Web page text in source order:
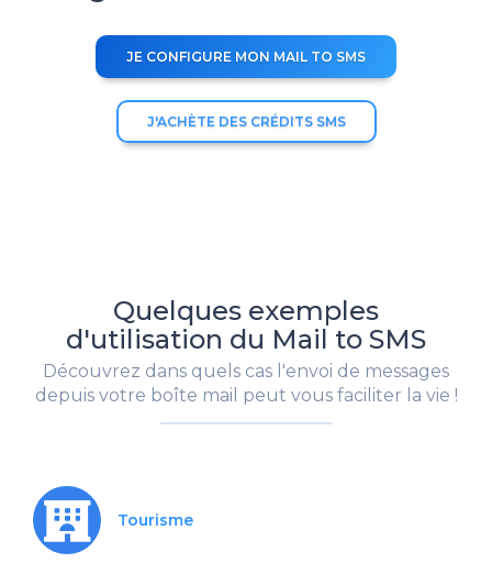
JE CONFIGURE MON MAIL TO SMS
J'ACHÈTE DES CRÉDITS SMS
Quelques exemples
d'utilisation du Mail to SMS
Découvrez dans quels cas l'envoi de messages
depuis votre boîte mail peut vous faciliter la vie !
Tourisme